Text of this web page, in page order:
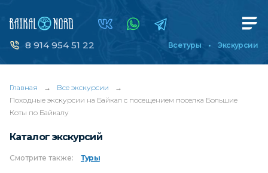
8 914 954 51 22 Все туры Экскурсии
Главная → Все экскурсии
→
Походные экскурсии на Байкал с посещением поселка Большие
Коты по Байкалу
Каталог экскурсий
Смотрите также: Туры